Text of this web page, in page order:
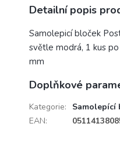
Detailní popis
Samolepicí bloček
světle modrá, 1 kus
mm
Doplňkové
Kategorie:
Samolepící
EAN: